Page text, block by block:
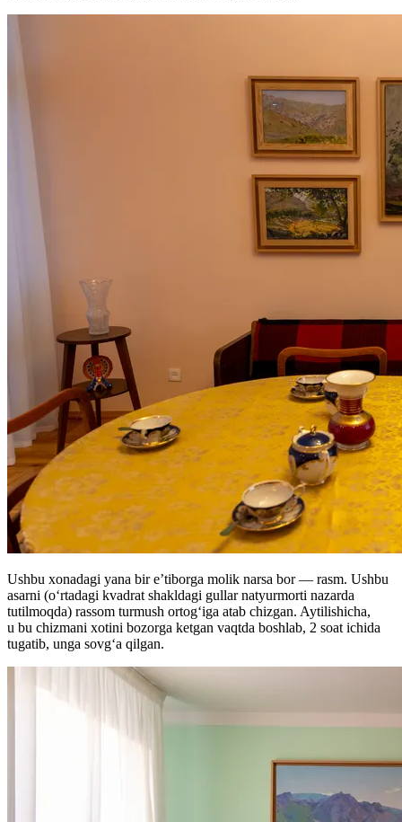
Ushbu xonadagi yana bir e’tiborga molik narsa bor — rasm. Ushbu
asarni (oʻrtadagi kvadrat shakldagi gullar natyurmorti nazarda
tutilmoqda) rassom turmush ortogʻiga atab chizgan. Aytilishicha,
u bu chizmani xotini bozorga ketgan vaqtda boshlab, 2 soat ichida
tugatib, unga sovgʻa qilgan.